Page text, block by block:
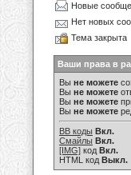
Новые
Нет новых
Тема закрыта
Ваши права в
Вы не можете
Вы не можете
Вы не можете
Вы не можете
BB коды Вкл.
Смайлы Вкл.
[IMG] код Вкл.
HTML код Выкл.